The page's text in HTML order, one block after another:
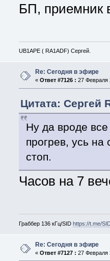
БП, приемник
UB1APE ( RA1ADF) Сергей.
Re: Сегодня в эфире
« Ответ #7126 : 27 Февраля
Цитата: Сергей
Ну да вроде
прогрев, усь на
стоп.
Часов на 7
Граббер 136 кГц/SID https://t.me/
Re: Сегодня в эфире
« Ответ #7127 : 27 Февраля